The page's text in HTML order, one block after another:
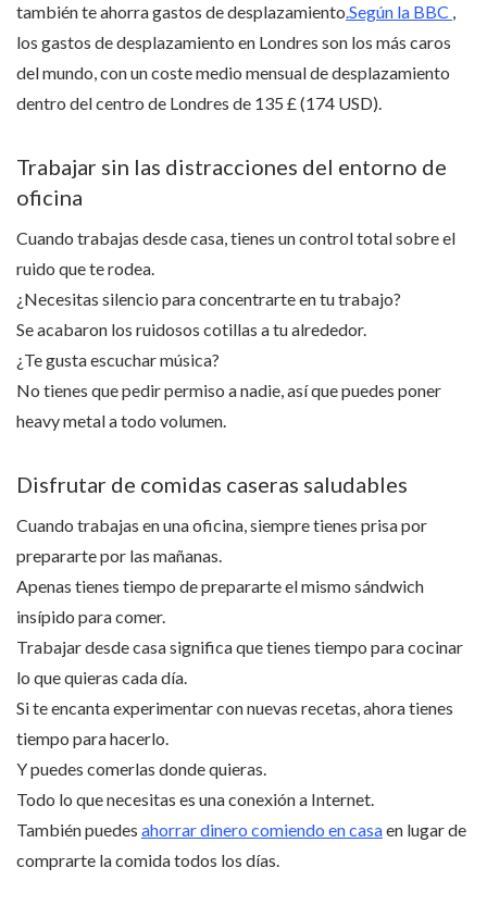
también te ahorra gastos de desplazamiento.Según la BBC ,
los gastos de desplazamiento en Londres son los más caros
del mundo, con un coste medio mensual de desplazamiento
dentro del centro de Londres de 135 £ (174 USD).
Trabajar sin las distracciones del entorno de
oficina
Cuando trabajas desde casa, tienes un control total sobre el
ruido que te rodea.
¿Necesitas silencio para concentrarte en tu trabajo?
Se acabaron los ruidosos cotillas a tu alrededor.
¿Te gusta escuchar música?
No tienes que pedir permiso a nadie, así que puedes poner
heavy metal a todo volumen.
Disfrutar de comidas caseras saludables
Cuando trabajas en una oficina, siempre tienes prisa por
prepararte por las mañanas.
Apenas tienes tiempo de prepararte el mismo sándwich
insípido para comer.
Trabajar desde casa significa que tienes tiempo para cocinar
lo que quieras cada día.
Si te encanta experimentar con nuevas recetas, ahora tienes
tiempo para hacerlo.
Y puedes comerlas donde quieras.
Todo lo que necesitas es una conexión a Internet.
También puedes ahorrar dinero comiendo en casaen lugar de
comprarte la comida todos los días.